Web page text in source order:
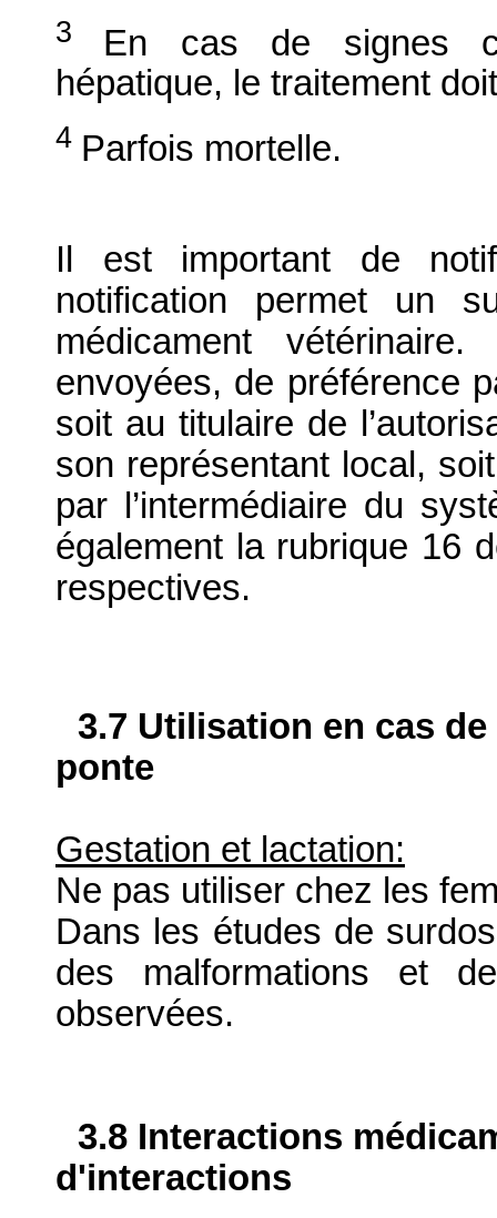
3 En cas de signes
hépatique, le traitement
4 Parfois mortelle.
Il est important de
notification permet un
médicament
envoyées, de préférence
soit au titulaire de
son représentant local,
par l’intermédiaire du
également la rubrique 16
respectives.
3.7 Utilisation en cas
ponte
Gestation et lactation:
Ne pas utiliser chez les
Dans les études de
des malformations et
observées.
3.8 Interactions
d'interactions